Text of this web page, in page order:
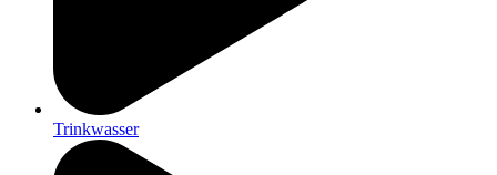
Trinkwasser